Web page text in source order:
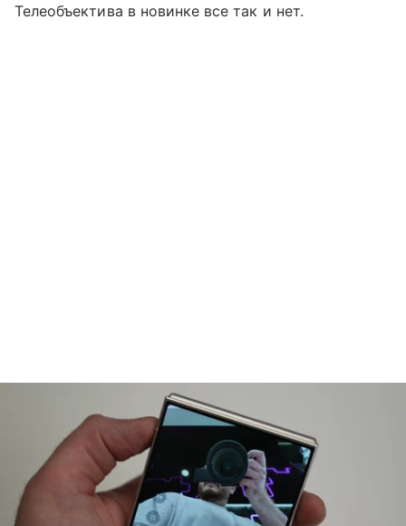
Телеобъектива в новинке все так и нет.